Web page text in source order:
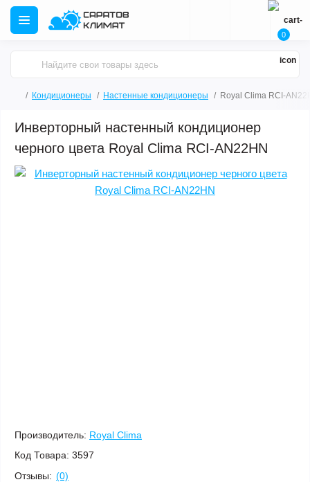
0
Кондиционеры Настенные кондиционеры Royal Clima RCI-
Инверторный настенный кондиционер
черного цвета Royal Clima RCI-AN22HN
Производитель: Royal Clima
Код Товара: 3597
Отзывы: (0)